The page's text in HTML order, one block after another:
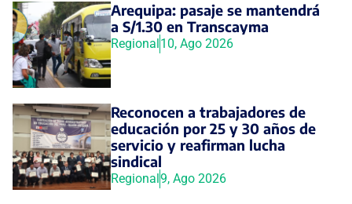
Arequipa: pasaje se mantendrá
a S/1.30 en Transcayma
Regional 10, Ago 2026
Reconocen a trabajadores de
educación por 25 y 30 años de
servicio y reafirman lucha
sindical
Regional 9, Ago 2026